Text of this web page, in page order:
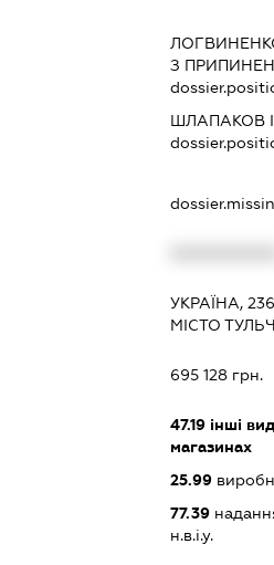
З
ШЛАПАКОВ
УКРАЇНА,
МІСТО
695 128 грн.
47.19 інші
магазинах
25.99
77.39
н.в.і.у.